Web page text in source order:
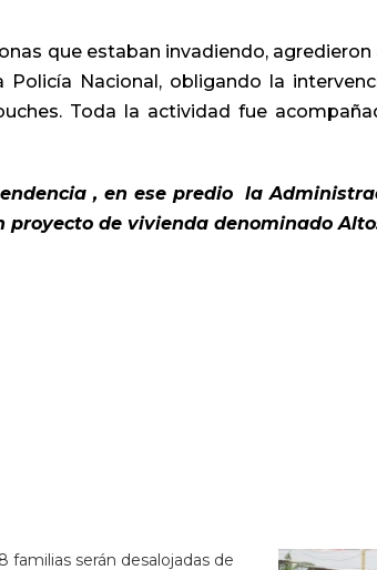
que estaban invadiendo,
Nacional, obligando la
Toda la actividad fue
, en ese predio la
de vivienda denominado
familias serán desalojadas de